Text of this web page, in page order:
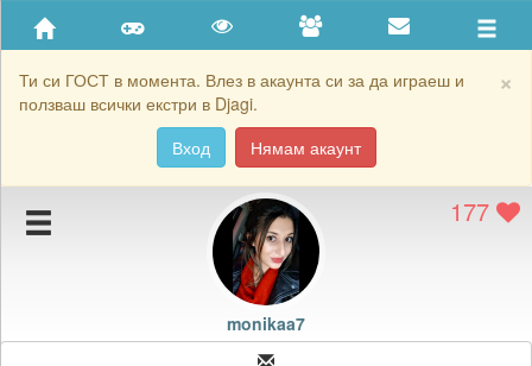
×
Ти си ГОСТ в момента. Влез в акаунта си за да играеш и
ползваш всички екстри в Djagi.
Вход
Нямам акаунт
Приятели
Хронология на игри
Подаръците на monikaa7
Картичките на monikaa7
177
monikaa7